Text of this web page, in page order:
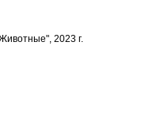
2023 г.